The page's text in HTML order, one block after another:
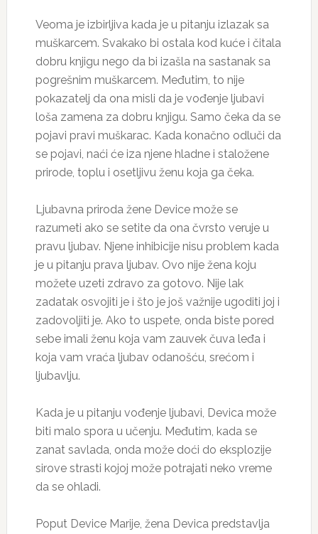
Veoma je izbirljiva kada je u pitanju izlazak sa
muškarcem. Svakako bi ostala kod kuće i čitala
dobru knjigu nego da bi izašla na sastanak sa
pogrešnim muškarcem. Međutim, to nije
pokazatelj da ona misli da je vođenje ljubavi
loša zamena za dobru knjigu. Samo čeka da se
pojavi pravi muškarac. Kada konačno odluči da
se pojavi, naći će iza njene hladne i staložene
prirode, toplu i osetljivu ženu koja ga čeka.
Ljubavna priroda žene Device može se
razumeti ako se setite da ona čvrsto veruje u
pravu ljubav. Njene inhibicije nisu problem kada
je u pitanju prava ljubav. Ovo nije žena koju
možete uzeti zdravo za gotovo. Nije lak
zadatak osvojiti je i što je još važnije ugoditi joj i
zadovoljiti je. Ako to uspete, onda biste pored
sebe imali ženu koja vam zauvek čuva leđa i
koja vam vraća ljubav odanošću, srećom i
ljubavlju.
Kada je u pitanju vođenje ljubavi, Devica može
biti malo spora u učenju. Međutim, kada se
zanat savlada, onda može doći do eksplozije
sirove strasti kojoj može potrajati neko vreme
da se ohladi.
Poput Device Marije, žena Devica predstavlja